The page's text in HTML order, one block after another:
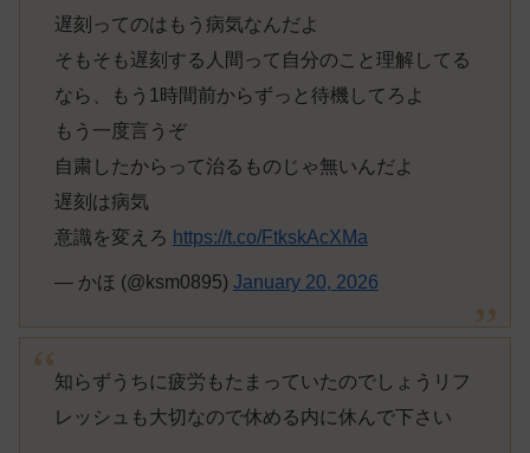
遅刻ってのはもう病気なんだよ
そもそも遅刻する人間って自分のこと理解してる
なら、もう1時間前からずっと待機してろよ
もう一度言うぞ
自粛したからって治るものじゃ無いんだよ
遅刻は病気
意識を変えろ https://t.co/FtkskAcXMa
— かほ (@ksm0895) January 20, 2026
知らずうちに疲労もたまっていたのでしょうリフ
レッシュも大切なので休める内に休んで下さい